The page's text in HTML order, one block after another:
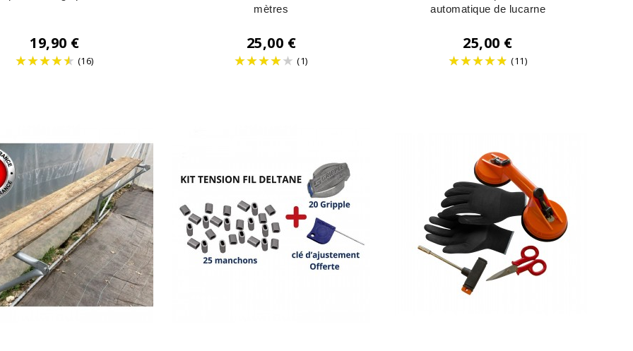
19,90 €
(16)
mètres
25,00 €
(1)
automatique de lucarne
25,00 €
(11)